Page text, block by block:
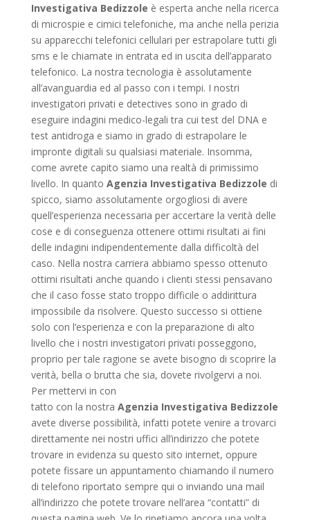
Investigativa Bedizzole è esperta anche nella ricerca
di microspie e cimici telefoniche, ma anche nella perizia
su apparecchi telefonici cellulari per estrapolare tutti gli
sms e le chiamate in entrata ed in uscita dell’apparato
telefonico. La nostra tecnologia è assolutamente
all’avanguardia ed al passo con i tempi. I nostri
investigatori privati e detectives sono in grado di
eseguire indagini medico-legali tra cui test del DNA e
test antidroga e siamo in grado di estrapolare le
impronte digitali su qualsiasi materiale. Insomma,
come avrete capito siamo una realtà di primissimo
livello. In quanto Agenzia Investigativa Bedizzole di
spicco, siamo assolutamente orgogliosi di avere
quell’esperienza necessaria per accertare la verità delle
cose e di conseguenza ottenere ottimi risultati ai fini
delle indagini indipendentemente dalla difficoltà del
caso. Nella nostra carriera abbiamo spesso ottenuto
ottimi risultati anche quando i clienti stessi pensavano
che il caso fosse stato troppo difficile o addirittura
impossibile da risolvere. Questo successo si ottiene
solo con l’esperienza e con la preparazione di alto
livello che i nostri investigatori privati posseggono,
proprio per tale ragione se avete bisogno di scoprire la
verità, bella o brutta che sia, dovete rivolgervi a noi.
Per mettervi in con
tatto con la nostra Agenzia Investigativa Bedizzole
avete diverse possibilità, infatti potete venire a trovarci
direttamente nei nostri uffici all’indirizzo che potete
trovare in evidenza su questo sito internet, oppure
potete fissare un appuntamento chiamando il numero
di telefono riportato sempre qui o inviando una mail
all’indirizzo che potete trovare nell’area “contatti” di